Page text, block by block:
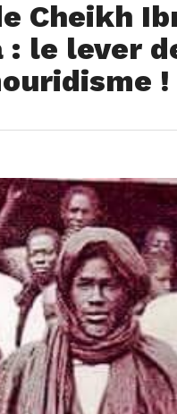
Cheikh
: le lever
!